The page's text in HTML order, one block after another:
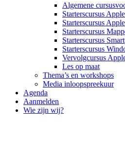
Algemene
Starterscursus
Starterscursus
Starterscursus
Starterscursus
Starterscursus
Vervolgcursus
Les op maat
Thema’s en workshops
Media inloopspreekuur
Agenda
Aanmelden
Wie zijn wij?